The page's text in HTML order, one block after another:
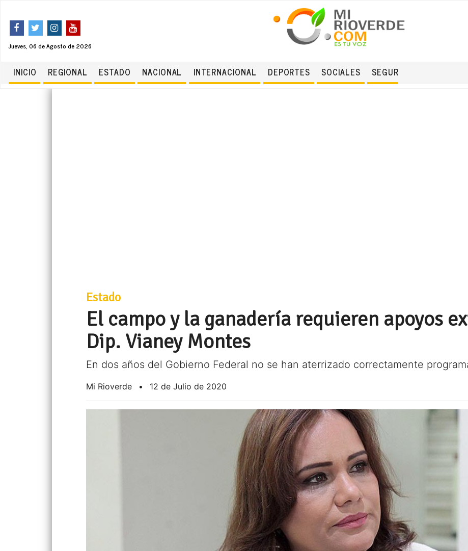
Jueves, 06 de Agosto de 2026
INICIO REGIONAL ESTADO NACIONAL INTERNACIONAL DEPORTES SOCIALES SEGURIDAD
Estado
El campo y la ganadería requieren apoyos
Dip. Vianey Montes
En dos años del Gobierno Federal no se han aterrizado correctamente
Mi Rioverde • 12 de Julio de 2020